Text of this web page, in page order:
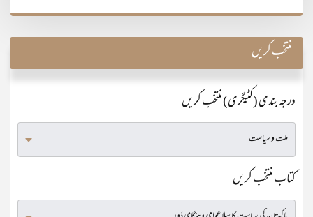
منتخب کریں
درجہ بندی (کٹیگری) منتخب کریں
کتاب منتخب کریں